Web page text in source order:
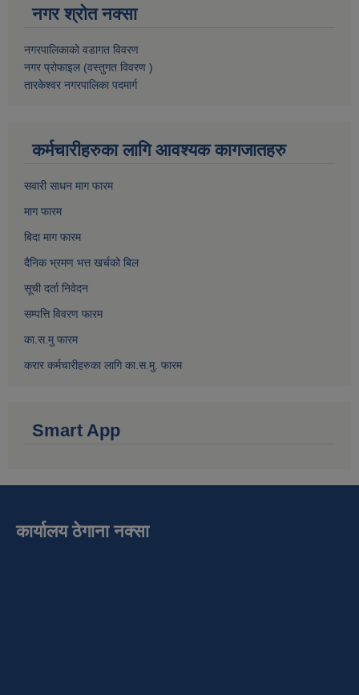
नगर श्रोत नक्सा
नगरपालिकाको वडागत विवरण
नगर प्रोफाइल (वस्तुगत विवरण )
तारकेश्वर नगरपालिका पदमार्ग
कर्मचारीहरुका लागि आवश्यक कागजातहरु
सवारी साधन माग फारम
माग फारम
बिदा माग फारम
दैनिक भ्रमण भत्त खर्चको बिल
सूची दर्ता निवेदन
सम्पत्ति विवरण फारम
का.स.मु फारम
करार कर्मचारीहरुका लागि का.स.मु. फारम
Smart App
कार्यालय ठेगाना नक्सा